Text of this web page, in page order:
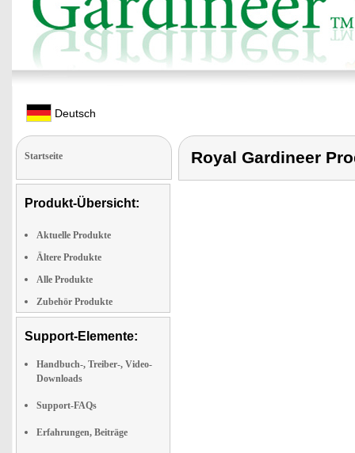
Deutsch
Startseite
Produkt-Übersicht:
Aktuelle Produkte
Ältere Produkte
Alle Produkte
Zubehör Produkte
Support-Elemente:
Handbuch-, Treiber-, Video-
Downloads
Support-FAQs
Erfahrungen, Beiträge
Royal Gardineer